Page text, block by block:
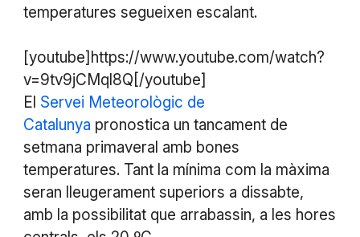
temperatures segueixen escalant.
[youtube]https://www.youtube.com/watch?
v=9tv9jCMql8Q[/youtube]
El Servei Meteorològic de
Catalunya pronostica un tancament de
setmana primaveral amb bones
temperatures. Tant la mínima com la màxima
seran lleugerament superiors a dissabte,
amb la possibilitat que arrabassin, a les hores